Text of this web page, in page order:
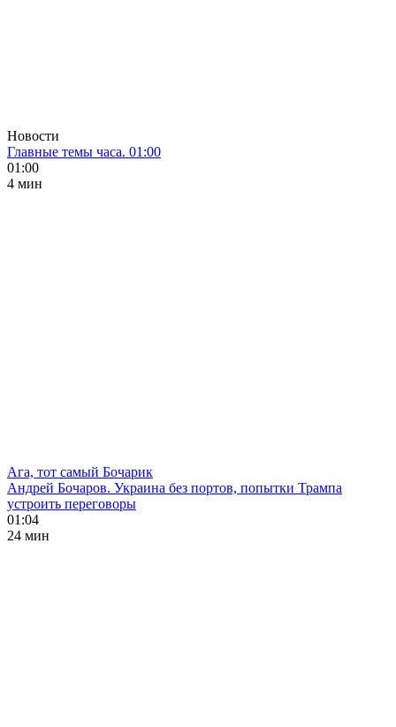
Новости
Главные темы часа. 01:00
01:00
4 мин
Ага, тот самый Бочарик
Андрей Бочаров. Украина без портов, попытки Трампа
устроить переговоры
01:04
24 мин